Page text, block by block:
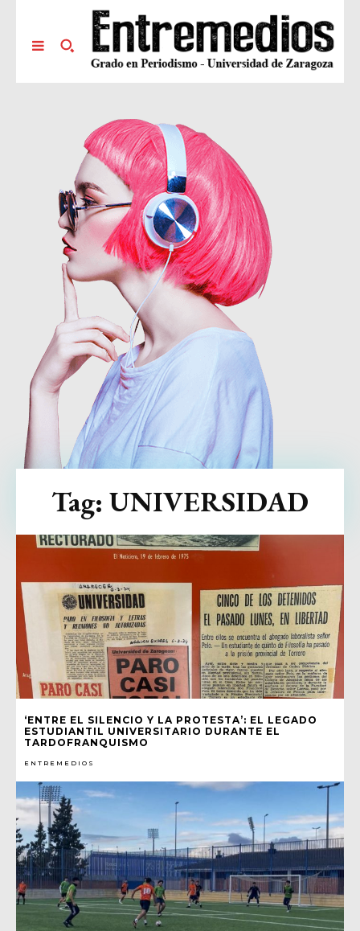
‘ENTRE EL SILENCIO Y LA PROTESTA’: EL LEGADO
ESTUDIANTIL UNIVERSITARIO DURANTE EL
TARDOFRANQUISMO
ENTREMEDIOS
Tag: UNIVERSIDAD